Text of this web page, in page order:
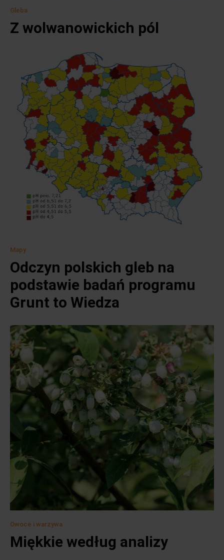
Gleba
Z wolwanowickich pól
Mapy
Odczyn polskich gleb na
podstawie badań programu
Grunt to Wiedza
Owoce i warzywa
Miękkie według analizy